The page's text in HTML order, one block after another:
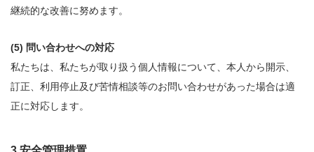
継続的な改善に努めます。
問い合わせへの対応
私たちは、私たちが取り扱う個人情報について、本人から開示、
訂正、利用停止及び苦情相談等のお問い合わせがあった場合は適
正に対応します。